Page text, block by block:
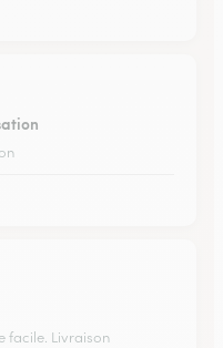
facile. Livraison